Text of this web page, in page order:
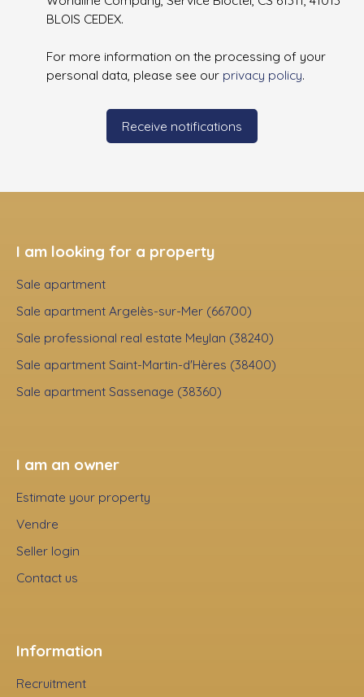
BLOIS CEDEX.
For more information on the processing of your
personal data, please see our privacy policy.
Receive notifications
I am looking for a property
Sale apartment
Sale apartment Argelès-sur-Mer (66700)
Sale professional real estate Meylan (38240)
Sale apartment Saint-Martin-d'Hères (38400)
Sale apartment Sassenage (38360)
I am an owner
Estimate your property
Vendre
Seller login
Contact us
Information
Recruitment